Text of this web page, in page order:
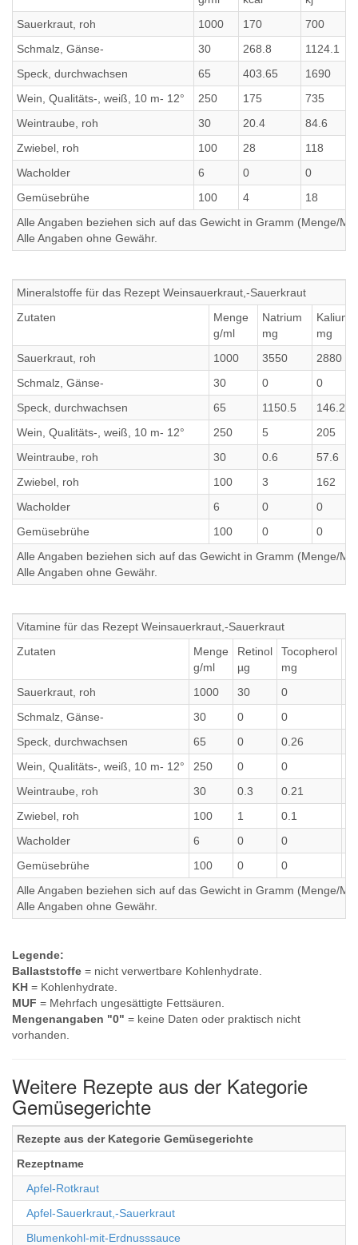
Sauerkraut, roh
1000 170
700
Schmalz, Gänse-
30 268.8
1124.1
Speck, durchwachsen
65 403.65
1690
Wein, Qualitäts-, weiß, 10 m- 12°
250 175
735
Weintraube, roh
30 20.4
84.6
Zwiebel, roh
100 28
118
Wacholder
6 0
0
Gemüsebrühe
100 4
18
Alle Angaben beziehen sich auf das Gewicht in Gramm (Menge/
Alle Angaben ohne Gewähr.
Mineralstoffe für das Rezept Weinsauerkraut,-Sauerkraut
Zutaten
Menge
g/ml
Natrium
mg
Kalium
mg
Sauerkraut, roh
1000 3550
2880
Schmalz, Gänse-
30 0
0
Speck, durchwachsen
65 1150.5
146.25
Wein, Qualitäts-, weiß, 10 m- 12°
250 5
205
Weintraube, roh
30 0.6
57.6
Zwiebel, roh
100 3
162
Wacholder
6 0
0
Gemüsebrühe
100 0
0
Alle Angaben beziehen sich auf das Gewicht in Gramm (Menge/
Alle Angaben ohne Gewähr.
Vitamine für das Rezept Weinsauerkraut,-Sauerkraut
Zutaten
Menge
g/ml
Retinol
µg
Tocopherol
mg
Sauerkraut, roh
1000 30 0
Schmalz, Gänse-
30 0 0
Speck, durchwachsen
65 0 0.26
Wein, Qualitäts-, weiß, 10 m- 12°
250 0 0
Weintraube, roh
30 0.3 0.21
Zwiebel, roh
100 1 0.1
Wacholder
6 0 0
Gemüsebrühe
100 0 0
Alle Angaben beziehen sich auf das Gewicht in Gramm (Menge/
Alle Angaben ohne Gewähr.
Legende:
Ballaststoffe = nicht verwertbare Kohlenhydrate.
KH = Kohlenhydrate.
MUF = Mehrfach ungesättigte Fettsäuren.
Mengenangaben "0" = keine Daten oder praktisch nicht
vorhanden.
Weitere Rezepte aus der Kategorie
Gemüsegerichte
Rezepte aus der Kategorie Gemüsegerichte
Rezeptname
Apfel-Rotkraut
Apfel-Sauerkraut,-Sauerkraut
Blumenkohl-mit-Erdnusssauce